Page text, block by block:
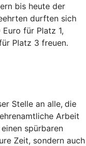
bis heute der
durften sich
für Platz 1,
Platz 3 freuen.
Stelle an alle, die
Arbeit
spürbaren
Zeit, sondern auch